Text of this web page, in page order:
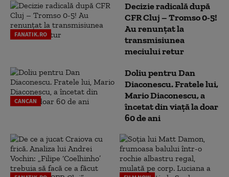
FANATIK.RO
Decizie radicală după
CFR Cluj – Tromso 0-5!
Au renunțat la
transmisiunea
meciului retur
CANCAN
Doliu pentru Dan
Diaconescu. Fratele lui,
Mario Diaconescu, a
încetat din viață la doar
60 de ani